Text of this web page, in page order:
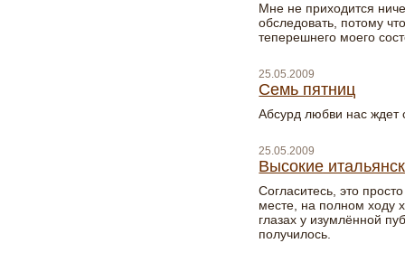
Мне не приходится
обследовать, потому
теперешнего моего
25.05.2009
Семь пятниц
Абсурд любви нас ждет
25.05.2009
Высокие
Согласитесь, это
месте, на полном ходу
глазах у изумлённой
получилось.